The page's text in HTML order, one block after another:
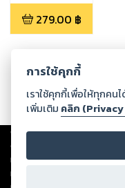
279.00 ฿
Copyright ©2026Storylog
ต่อผลงานหรือเนื้อหาใดที่อัปโห
ทรัพย์สินทางปัญญาของบุคคล
ทุกท่านโปรดใช้วิจารณญาณใน
การใช้คุกกี้
เราใช้คุกกี้เพื่อให้ทุกค
เพิ่มเติม คลิก